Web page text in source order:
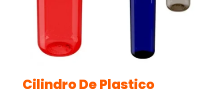
Cilindro De Plastico